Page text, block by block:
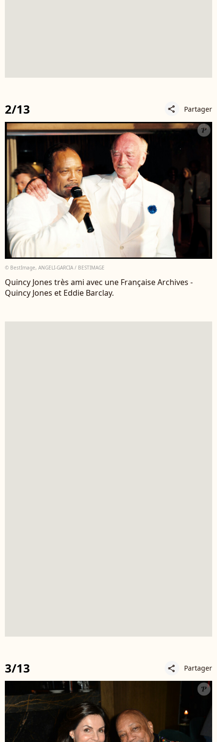
2/13 share Partager
© BestImage, ANGELI-GARCIA / BESTIMAGE
Quincy Jones très ami avec une Française Archives -
Quincy Jones et Eddie Barclay.
3/13 share Partager